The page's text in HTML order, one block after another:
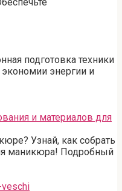
подготовка техники
энергии и
и материалов для
Узнай, как собрать
маникюра! Подробный